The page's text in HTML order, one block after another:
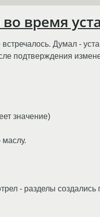
время
Думал -
подтверждения
значение)
- разделы создались